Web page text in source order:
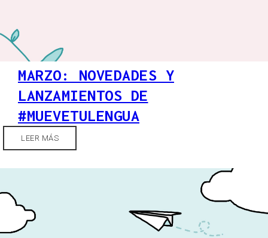
MARZO: NOVEDADES Y
LANZAMIENTOS DE
#MUEVETULENGUA
LEER MÁS